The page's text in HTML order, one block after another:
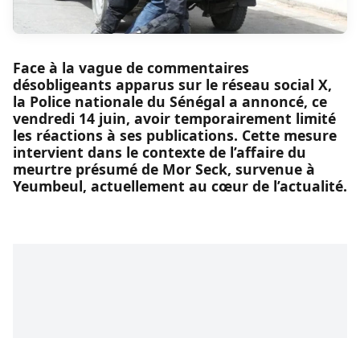
Face à la vague de commentaires
désobligeants apparus sur le réseau social X,
la Police nationale du Sénégal a annoncé, ce
vendredi 14 juin, avoir temporairement limité
les réactions à ses publications. Cette mesure
intervient dans le contexte de l’affaire du
meurtre présumé de Mor Seck, survenue à
Yeumbeul, actuellement au cœur de l’actualité.